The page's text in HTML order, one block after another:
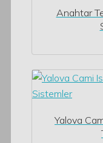
Anahtar
Yalova